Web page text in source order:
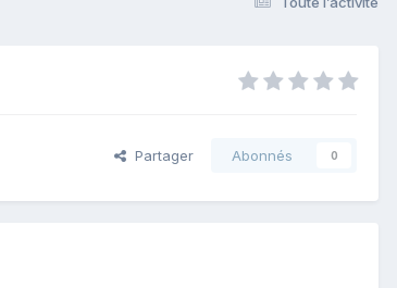
Partager Abonnés 0